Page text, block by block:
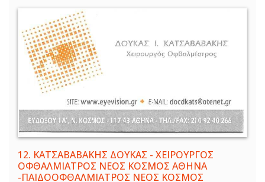
12. ΚΑΤΣΑΒΑΒΑΚΗΣ ΔΟΥΚΑΣ - ΧΕΙΡΟΥΡΓΟΣ
ΟΦΘΑΛΜΙΑΤΡΟΣ ΝΕΟΣ ΚΟΣΜΟΣ ΑΘΗΝΑ
-ΠΑΙΔΟΟΦΘΑΛΜΙΑΤΡΟΣ ΝΕΟΣ ΚΟΣΜΟΣ